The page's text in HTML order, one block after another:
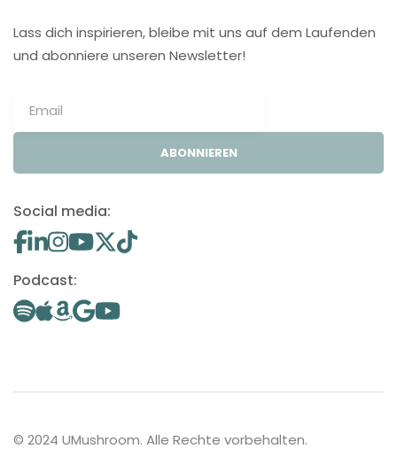
Lass dich inspirieren, bleibe mit uns auf dem Laufenden
und abonniere unseren Newsletter!
ABONNIEREN
Social media:
Podcast:
© 2024 UMushroom. Alle Rechte vorbehalten.